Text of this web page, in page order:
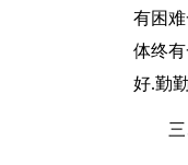
有困
体终
好.勤